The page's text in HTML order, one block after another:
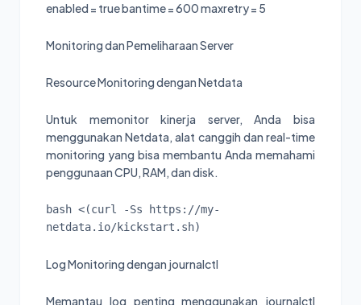
enabled = true bantime = 600 maxretry = 5
Monitoring dan Pemeliharaan Server
Resource Monitoring dengan Netdata
Untuk memonitor kinerja server, Anda bisa
menggunakan Netdata, alat canggih dan real-time
monitoring yang bisa membantu Anda memahami
penggunaan CPU, RAM, dan disk.
bash <(curl -Ss https://my-
Log Monitoring dengan journalctl
Memantau log penting menggunakan journalctl